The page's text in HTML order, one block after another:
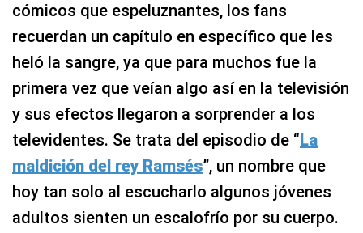
cómicos que espeluznantes, los fans
recuerdan un capítulo en específico que les
heló la sangre, ya que para muchos fue la
primera vez que veían algo así en la televisión
y sus efectos llegaron a sorprender a los
televidentes. Se trata del episodio de “La
maldición del rey Ramsés”, un nombre que
hoy tan solo al escucharlo algunos jóvenes
adultos sienten un escalofrío por su cuerpo.